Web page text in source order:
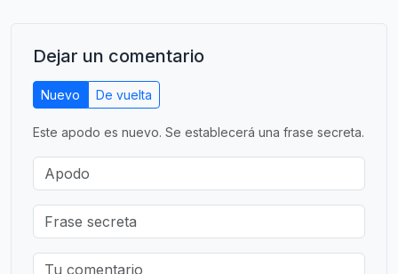
Dejar un comentario
Nuevo De vuelta
Este apodo es nuevo. Se establecerá una frase secreta.